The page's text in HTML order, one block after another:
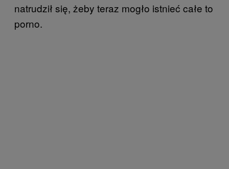
natrudził się, żeby teraz mogło istnieć całe to
porno.